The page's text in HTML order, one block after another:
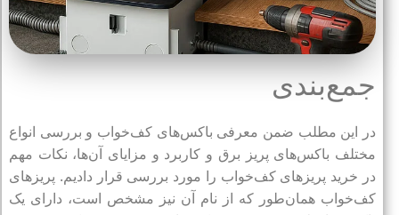
جمع‌بندی
در این مطلب ضمن معرفی باکس‌های کف‌خواب و بررسی انواع
مختلف باکس‌های پریز برق و کاربرد و مزایای آن‌ها، نکات مهم
در خرید پریزهای کف‌خواب را مورد بررسی قرار دادیم. پریزهای
کف‌خواب همان‌طور که از نام آن نیز مشخص است، دارای یک